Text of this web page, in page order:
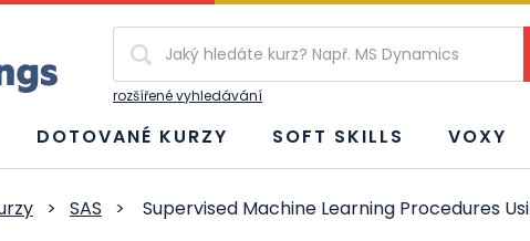
rozšířené vyhledávání
DOTOVANÉ KURZY SOFT SKILLS VOXY
> SAS > Supervised Machine Learning Procedures